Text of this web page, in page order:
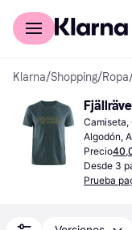
Comprar con Klarna
Klarna/Shopping/Ropa
Camiseta,
Algodón,
Precio
Desde 3
Prueba